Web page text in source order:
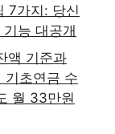
7가지: 당신
능 대공개
액 기준과
기초연금 수
월 33만원